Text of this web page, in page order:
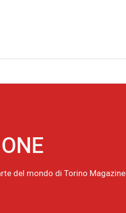
del mondo di Torino Magazine